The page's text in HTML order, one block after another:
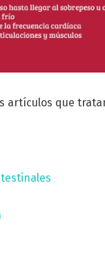
artículos que